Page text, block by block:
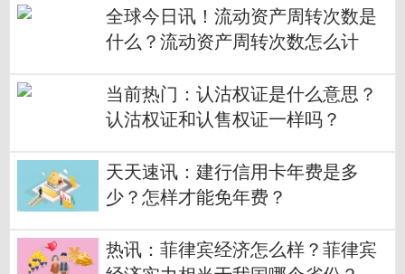
全球今日讯！流动资产周转次数是
什么？流动资产周转次数怎么计
当前热门：认沽权证是什么意思？
认沽权证和认售权证一样吗？
天天速讯：建行信用卡年费是多
少？怎样才能免年费？
热讯：菲律宾经济怎么样？菲律宾